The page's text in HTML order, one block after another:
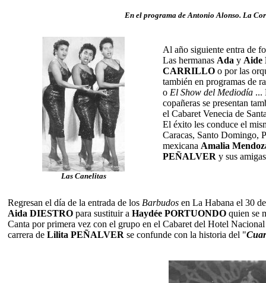
En el programa de Antonio Alonso. La
Las Canelitas
Al año siguiente entra de
Las hermanas Ada y Aide
CARRILLO o por las
también en programas de
o El Show del Mediodía ...
copañeras se presentan
el Cabaret Venecia de
El éxito les conduce el
Caracas, Santo Domingo,
mexicana Amalia
PEÑALVER y sus
Regresan el día de la entrada de los Barbudos en La Habana el 30
Aida DIESTRO para sustituir a Haydée PORTUONDO quien se
Canta por primera vez con el grupo en el Cabaret del Hotel
carrera de Lilita PEÑALVER se confunde con la historia del "